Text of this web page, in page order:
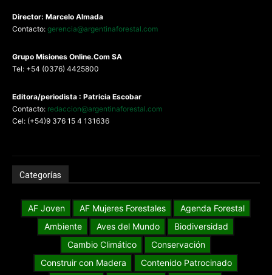
Director: Marcelo Almada
Contacto: gerencia@argentinaforestal.com
Grupo Misiones Online.Com SA
Tel: +54 (0376) 4425800
Editora/periodista : Patricia Escobar
Contacto: redaccion@argentinaforestal.com
Cel: (+54)9 376 15 4 131636
Categorías
AF Joven AF Mujeres Forestales
Agenda Forestal
Ambiente
Aves del Mundo
Biodiversidad
Cambio Climático
Conservación
Construir con Madera
Contenido Patrocinado